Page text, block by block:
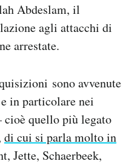
Abdeslam, il
agli attacchi di
arrestate.
sono avvenute
in particolare nei
quello più legato
di cui si parla molto in
Jette, Schaerbeek,